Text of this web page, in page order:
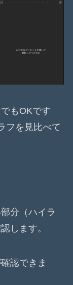
もOKです
フを見比べて
分（ハイラ
します。
認できま